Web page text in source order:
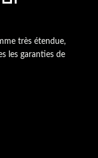
très étendue,
les garanties de